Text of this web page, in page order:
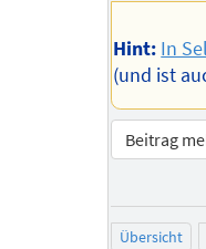
Hint: In
(und ist
Beitrag
Übersicht